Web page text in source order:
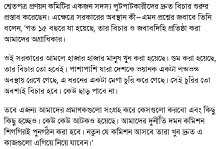
শ্বেতপত্র প্রণয়ন কমিটির একজন সদস্য লুটপাটকারীদের দ্রুত বিচার শুরুর
প্রস্তাব করেছেন। এক্ষেত্রে সরকারের অবস্থান কী—এমন প্রশ্নের জবাবে তিনি
বলেন, ‘গত ১৫ বছরে যা হয়েছে, তার বিচার ও জবাবদিহি প্রতিষ্ঠা করা
আমাদের অগ্রাধিকার।
ওই সরকারের আমলে হাজার হাজার মানুষ খুন করা হয়েছে। গুম করা হয়েছে,
তার বিচার তো হবেই। পাশাপাশি যারা দেশকে ভয়ানক একটা লন্ডভন্ড
অবস্থায় রেখে গেছে, এ ধরনের একটা মেগা চুরি করে গেছে। সেই চুরির তো
অবশ্যই বিচার হবে। কেউ ছাড় পাবে না।
তবে এজন্য আমাদের প্রমাণকগুলো সংগ্রহ করে কেসগুলো করবো এবং কিছু
কিছু হচ্ছেও। কেউ কেউ আটকও হয়েছে। আমাদের দুর্নীতি দমন কমিশন
শিগগিরই পুনর্গঠন করা হবে। নতুন যে কমিশন আসবে তারা খুব দ্রুত এ
কাজগুলো এগিয়ে নিয়ে যাবেন।’